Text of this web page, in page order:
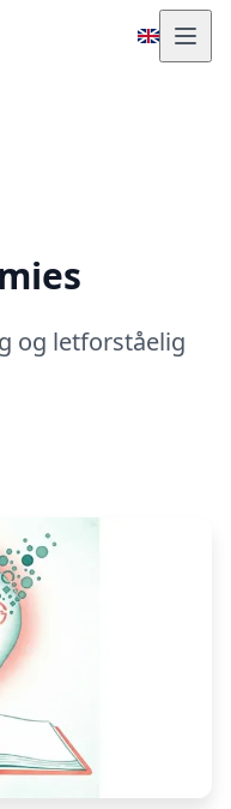
og letforståelig